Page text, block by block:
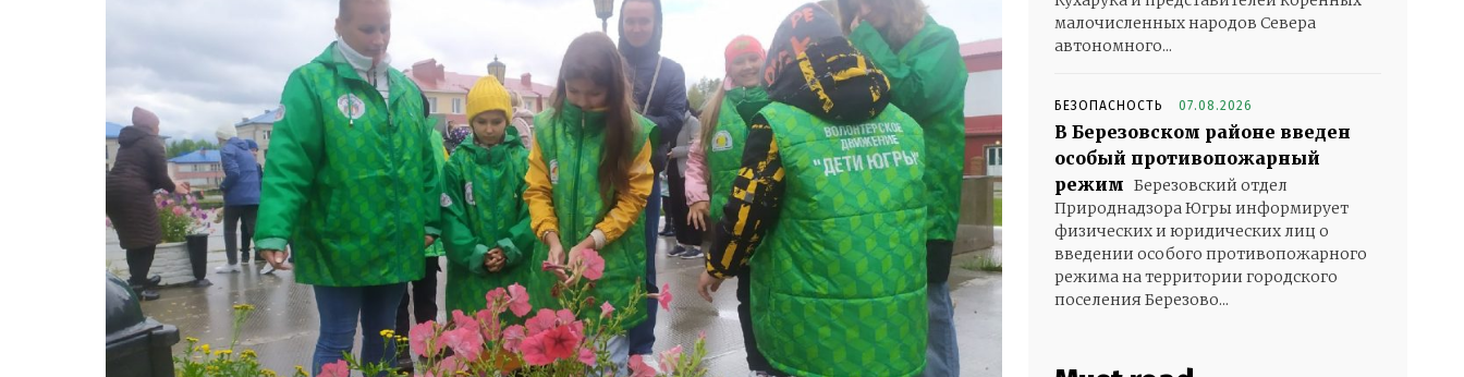
малочисленных народов Севера
автономного...
БЕЗОПАСНОСТЬ 07.08.2026
В Березовском районе введен
особый противопожарный
режим Березовский отдел
Природнадзора Югры информирует
физических и юридических лиц о
введении особого противопожарного
режима на территории городского
поселения Березово...